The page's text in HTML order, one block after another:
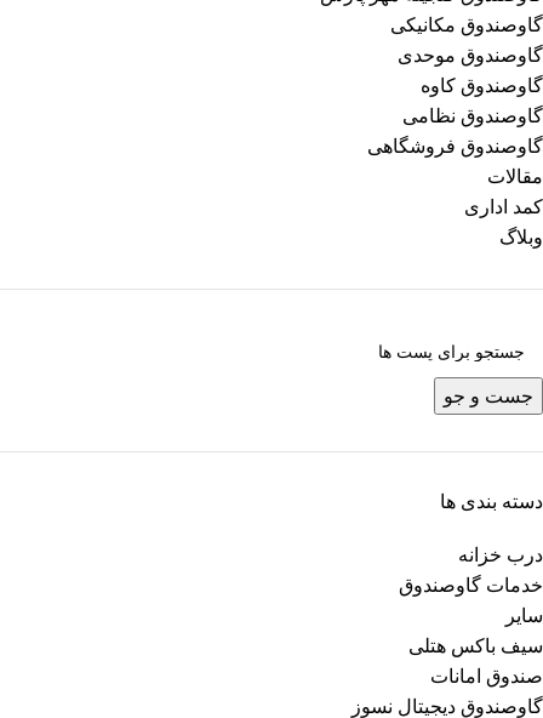
گاوصندوق مکانیکی
گاوصندوق موحدی
گاوصندوق کاوه
گاوصندوق نظامی
گاوصندوق فروشگاهی
مقالات
کمد اداری
وبلاگ
جست و جو
دسته بندی ها
درب خزانه
خدمات گاوصندوق
سایر
سیف باکس هتلی
صندوق امانات
گاوصندوق دیجیتال نسوز